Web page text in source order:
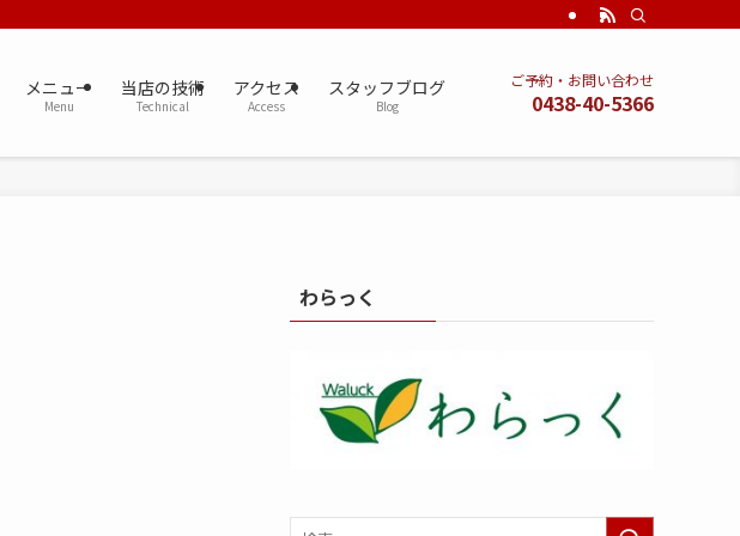
メニュー
Menu
当店の技術
Technical
アクセス
Access
スタッフブログ
Blog
ご予約・お問い合わせ
0438-40-5366
わらっく